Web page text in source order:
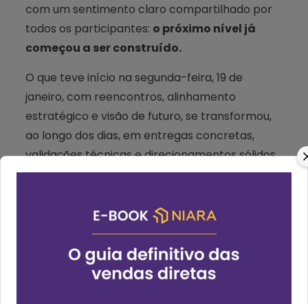
com um sentimento claro compartilhado por
todos os participantes: o próximo nível já
começou a ser construído.
O que teve início na segunda-feira, 19 de
janeiro, com reencontros, alinhamento
estratégico e visão de futuro, se transformou,
ao longo dos dias, em entregas concretas,
validações técnicas e direcionamentos sólidos
para a evolução dos produtos e soluções que
reafirmou seu papel como um dos principais
motores de inovação da Niara.